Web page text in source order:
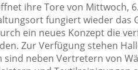
ihre Tore von Mittwoch,
fungiert wieder das
ein neues Konzept die
Zur Verfügung stehen
sind neben Vertretern von